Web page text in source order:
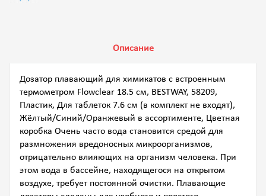
Описание
Дозатор плавающий для химикатов с встроенным
термометром Flowclear 18.5 см, BESTWAY, 58209,
Пластик, Для таблеток 7.6 см (в комплект не входят),
Жёлтый/Синий/Оранжевый в ассортименте, Цветная
коробка Очень часто вода становится средой для
размножения вредоносных микроорганизмов,
отрицательно влияющих на организм человека. При
этом вода в бассейне, находящегося на открытом
воздухе, требует постоянной очистки. Плавающие